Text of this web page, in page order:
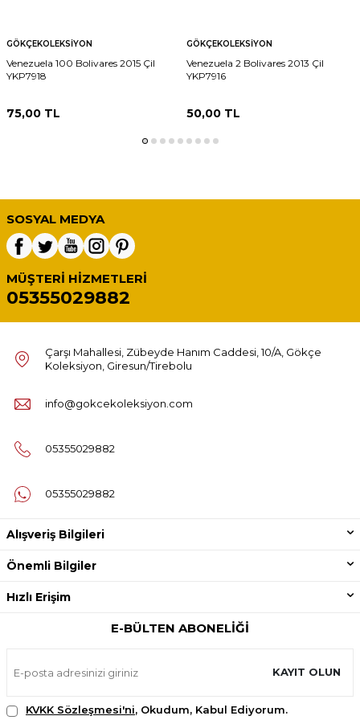
GÖKÇEKOLEKSIYON
Venezuela 100 Bolivares 2015 Çil
YKP7918
75,00 TL
GÖKÇEKOLEKSIYON
Venezuela 2 Bolivares 2013 Çil
YKP7916
50,00TL
SOSYAL MEDYA
MÜŞTERI HIZMETLERI
05355029882
Çarşı Mahallesi, Zübeyde Hanım Caddesi, 10/A, Gökçe
Koleksiyon, Giresun/Tirebolu
info@gokcekoleksiyon.com
05355029882
05355029882
Alışveriş Bilgileri
Önemli Bilgiler
Hızlı Erişim
E-BÜLTEN ABONELIĞI
KAYIT OLUN
KVKK Sözleşmesi'ni, Okudum, Kabul Ediyorum.